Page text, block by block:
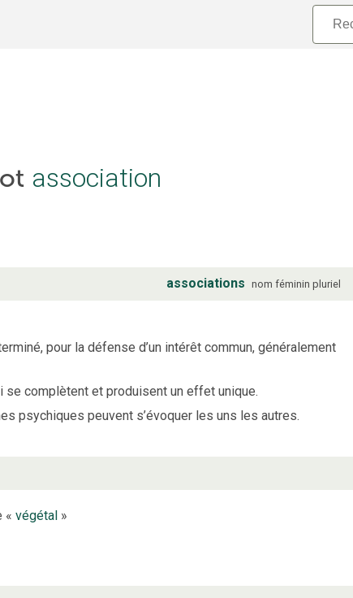
association
associations nom féminin pluriel
pour la défense d’un intérêt commun, généralement
complètent et produisent un effet unique.
psychiques peuvent s’évoquer les uns les autres.
« végétal»